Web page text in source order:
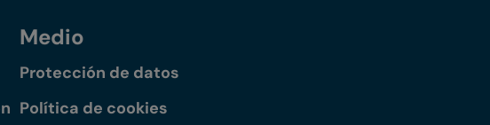
Medio
Protección de datos
Política de cookies